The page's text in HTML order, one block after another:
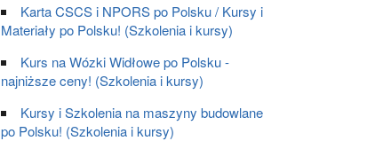
Karta CSCS i NPORS po Polsku / Kursy i
Materiały po Polsku! (Szkolenia i kursy)
Kurs na Wózki Widłowe po Polsku -
najniższe ceny! (Szkolenia i kursy)
Kursy i Szkolenia na maszyny budowlane
po Polsku! (Szkolenia i kursy)